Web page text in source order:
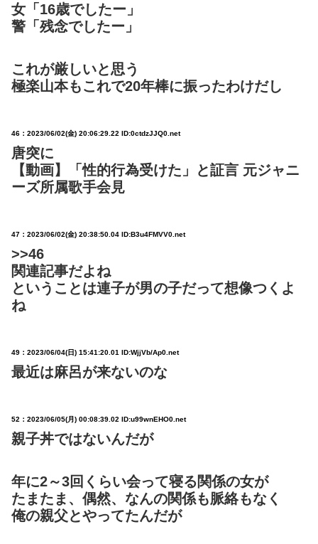
女「16歳でしたー」
警「残念でしたー」
これが厳しいと思う
極楽山本もこれで20年棒に振ったわけだし
46： 2023/06/02(金) 20:06:29.22 ID:0ctdzJJQ0.net
唐突に
【動画】「性的行為受けた」と証言 元ジャニ
ーズ所属歌手会見
47： 2023/06/02(金) 20:38:50.04 ID:B3u4FMVV0.net
>>46
関連記事だよね
ということは連子が男の子だって想像つくよ
ね
49： 2023/06/04(日) 15:41:20.01 ID:WjjVb/Ap0.net
最近は麻呂が来ないのな
52： 2023/06/05(月) 00:08:39.02 ID:u99wnEHO0.net
親子丼ではないんだが
年に2～3回くらい会って寝る関係の女が
たまたま、偶然、なんの関係も脈絡もなく
俺の親父とやってたんだが